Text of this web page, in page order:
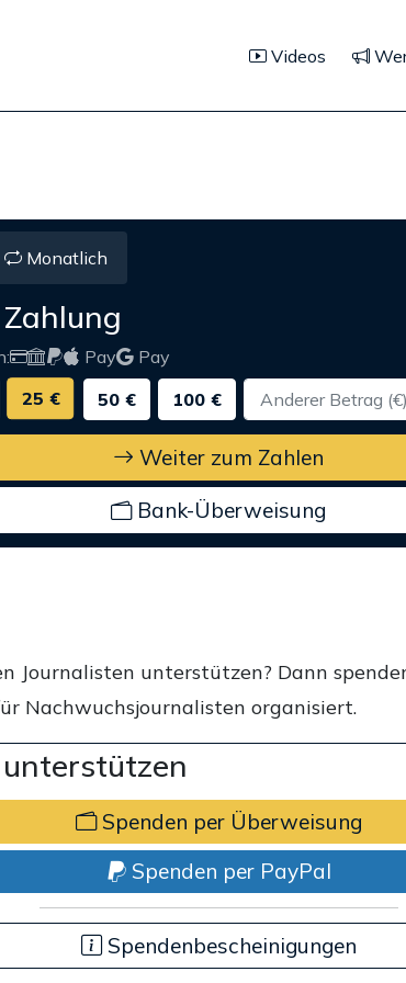
Videos
Monatlich
Pay
Pay
25 € 50 € 100 €
Weiter zum Zahlen
Bank-Überweisung
Journalisten unterstützen? Dann
Nachwuchsjournalisten organisiert.
Spenden per Überweisung
Spenden per PayPal
Spendenbescheinigungen